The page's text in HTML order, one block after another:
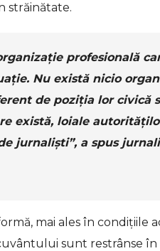
străinătate.
profesională
Nu există nicio
de poziția lor civică
există, loiale
jurnaliști”, a spus
mai ales în condițiile
sunt restrânse în